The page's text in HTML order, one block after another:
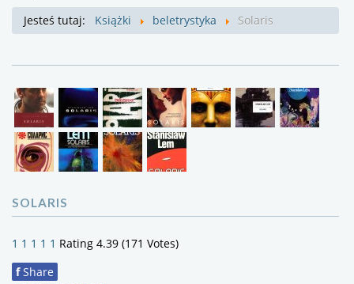
Jesteś tutaj:
Książki beletrystyka Solaris
SOLARIS
1 1 1 1 1 Rating 4.39 (171 Votes)
f Share